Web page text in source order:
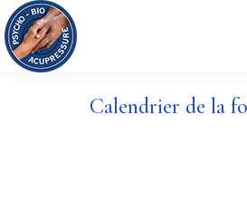
Calendrier de la